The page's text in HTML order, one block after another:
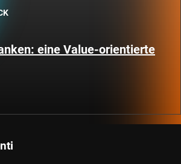
eine Value-orientierte